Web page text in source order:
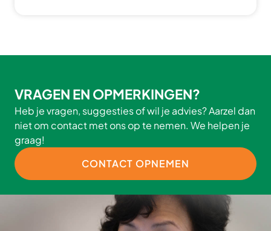
VRAGEN EN OPMERKINGEN?
Heb je vragen, suggesties of wil je advies? Aarzel dan
niet om contact met ons op te nemen. We helpen je
graag!
CONTACT OPNEMEN